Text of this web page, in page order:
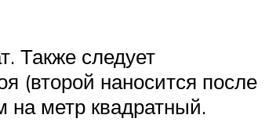
Также следует
(второй наносится после
на метр квадратный.